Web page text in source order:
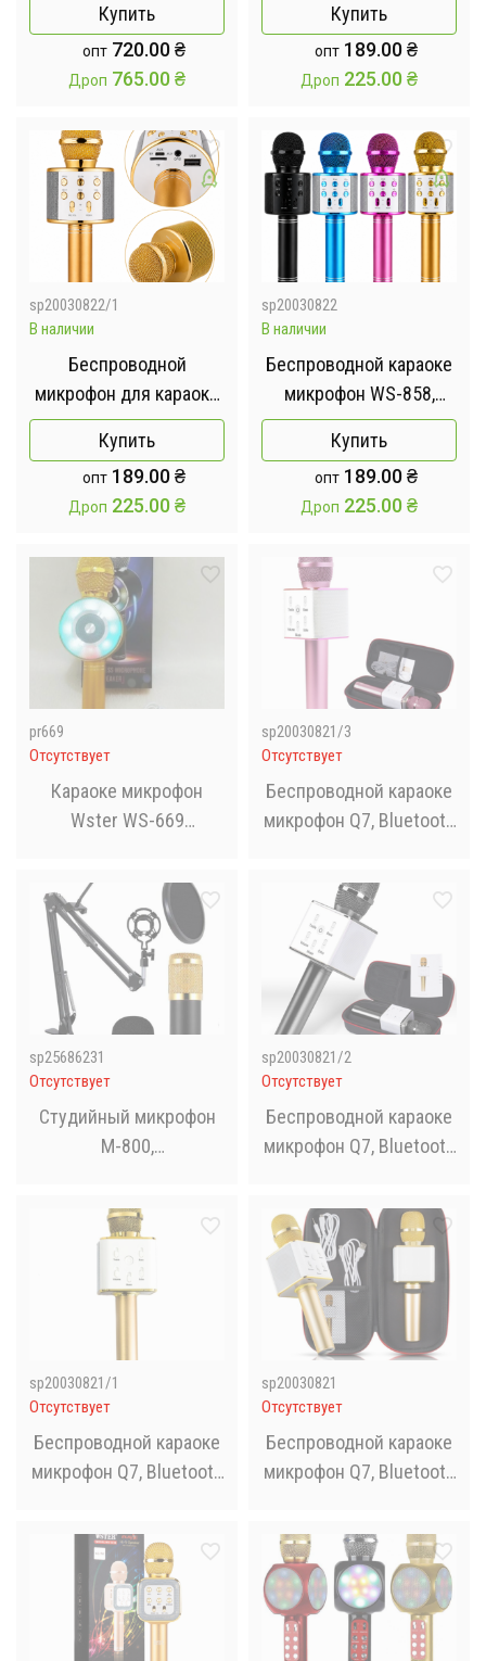
ветрозащитой
Купить
опт 720.00₴
Дроп 765.00₴
Купить
опт 189.00₴
Дроп 225.00₴
sp20030822/1
В наличии
Беспроводной
микрофон для караоке
Wster WS-858 Золотой
Купить
опт 189.00₴
Дроп 225.00₴
sp20030822
В наличии
Беспроводной караоке
микрофон WS-858,
блютуз колонка
Купить
опт 189.00₴
Дроп 225.00₴
pr669
Отсутствует
Караоке микрофон
Wster WS-669
микрофон с
встроенным
динамиком
sp20030821/3
Отсутствует
Беспроводной караоке
микрофон Q7, Bluetooth
чехле
sp25686231
Отсутствует
Студийный микрофон
M-800,
микрофон
sp20030821/2
Отсутствует
Беспроводной караоке
микрофон Q7, Bluetooth
чехле
sp20030821/1
Отсутствует
Беспроводной караоке
микрофон Q7, Bluetooth
чехле Золотой
sp20030821
Отсутствует
Беспроводной караоке
микрофон Q7, Bluetooth
чехле